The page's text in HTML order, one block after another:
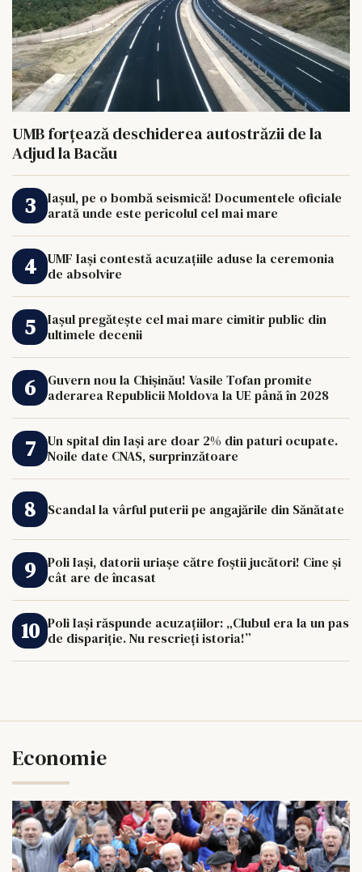
UMB forțează deschiderea autostrăzii de la
Adjud la Bacău
Iașul, pe o bombă seismică! Documentele oficiale
arată unde este pericolul cel mai mare
UMF Iași contestă acuzațiile aduse la ceremonia
de absolvire
Iașul pregătește cel mai mare cimitir public din
ultimele decenii
Guvern nou la Chișinău! Vasile Tofan promite
aderarea Republicii Moldova la UE până în 2028
Un spital din Iași are doar 2% din paturi ocupate.
Noile date CNAS, surprinzătoare
Scandal la vârful puterii pe angajările din Sănătate
Poli Iași, datorii uriașe către foștii jucători! Cine și
cât are de încasat
Poli Iași răspunde acuzațiilor: „Clubul era la un pas
de dispariție. Nu rescrieți istoria!”
Economie